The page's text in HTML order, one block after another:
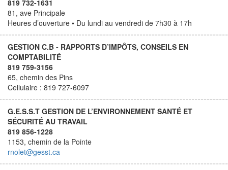
819 732-1631
81, ave Principale
Heures d’ouverture • Du lundi au vendredi de 7h30 à 17h
GESTION C.B - RAPPORTS D’IMPÔTS, CONSEILS EN
COMPTABILITÉ
819 759-3156
65, chemin des Pins
Cellulaire : 819 727-6097
G.E.S.S.T GESTION DE L’ENVIRONNEMENT SANTÉ ET
SÉCURITÉ AU TRAVAIL
819 856-1228
1153, chemin de la Pointe
rnolet@gesst.ca